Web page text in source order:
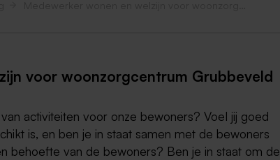
voor woonzorgcentrum Grubbeveld
activiteiten voor onze bewoners? Voel jij goed
is, en ben je in staat samen met de bewoners
behoefte van de bewoners? Ben je in staat om de